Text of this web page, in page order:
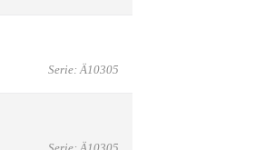
Serie: Ä10305